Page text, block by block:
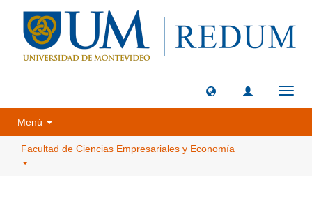
Menú
Facultad de Ciencias Empresariales y Economía